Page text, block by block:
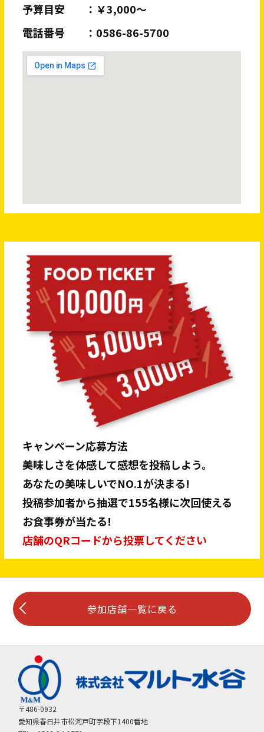
予算目安
￥3,000～
電話番号
0586-86-5700
キャンペーン応募方法
美味しさを体感して感想を投稿しよう。
あなたの美味しいでNO.1が決まる!
投稿参加者から抽選で155名様に次回使える
お食事券が当たる!
店舗のQRコードから投票してください
参加店舗一覧に戻る
〒486-0932
愛知県春日井市松河戸町字段下1400番地